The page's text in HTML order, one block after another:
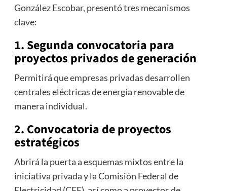
González Escobar, presentó tres mecanismos
clave:
1. Segunda convocatoria para
proyectos privados de generación
Permitirá que empresas privadas desarrollen
centrales eléctricas de energía renovable de
manera individual.
2. Convocatoria de proyectos
estratégicos
Abrirá la puerta a esquemas mixtos entre la
iniciativa privada y laComisión Federal de